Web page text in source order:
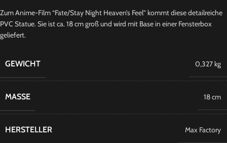
Zum Anime-Film “Fate/Stay Night Heaven’s Feel” kommt diese detailreiche
PVC Statue. Sie ist ca. 18 cm groß und wird mit Base in einer Fensterbox
geliefert.
GEWICHT 0,327 kg
MASSE 18 cm
HERSTELLER Max Factory